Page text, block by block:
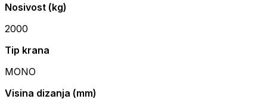
Nosivost (kg)
2000
Tip krana
MONO
Visina dizanja (mm)